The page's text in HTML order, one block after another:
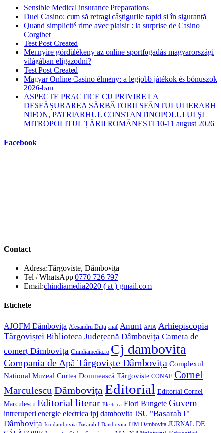
Sensible Medical insurance Preparations
Duel Casino: cum să retragi câștigurile rapid și în siguranță
Quand simplicité rime avec plaisir : la surprise de Casino
Corgibet
Test Post Created
Mennyire gördülékeny az online sportfogadás magyarországi
világában eligazodni?
Test Post Created
Magyar Online Casino élmény: a legjobb játékok és bónuszok
2026-ban
ASPECTE PRACTICE CU PRIVIRE LA
DESFĂȘURAREA SĂRBĂTORII SFÂNTULUI IERARH
NIFON, PATRIARHUL CONSTANTINOPOLULUI ŞI
MITROPOLITUL ȚĂRII ROMÂNEȘTI 10-11 august 2026
Facebook
Contact
Adresa:Târgoviște, Dâmbovița
Tel / WhatsApp:0770 726 797Opens
in
Email:chindiamedia2020 ( at ) gmail.comOpens
Etichete
AJOFM Dâmbovița Alesandru Duțu anaf Anunt APIA Arhiepiscopia
Târgoviștei Biblioteca Județeană Dâmbovița Camera de
comerț Dâmbovița Chindiamedia.ro Cj dambovita
Compania de Apă Târgoviște Dâmbovița Complexul
Național Muzeal Curtea Domnească Târgoviște CONAF Cornel
Marculescu Dâmbovița Editorial Editorial Cornel
Marculescu Editorial literar Electrica Flori Bungete Guvern
intreruperi energie electrica ipj dambovita ISU "Basarab I"
Dâmbovița Isu dambovita Basarab I Dambovita ITM Dambovita JURNAL DE